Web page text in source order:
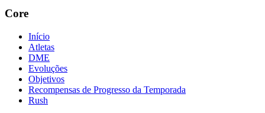
Core
Início
Atletas
DME
Evoluções
Objetivos
Recompensas de Progresso da Temporada
Rush